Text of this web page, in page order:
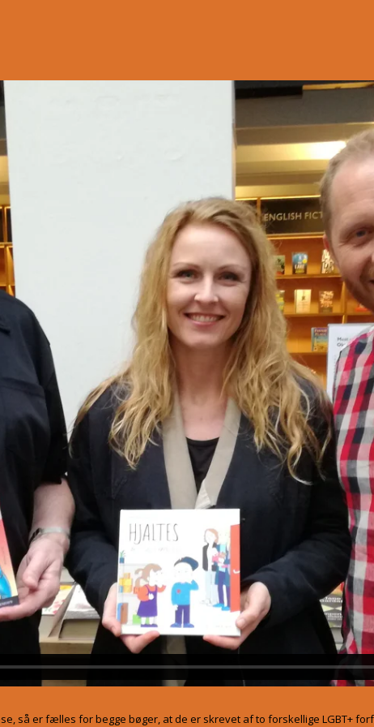
så er fælles for begge bøger, at de er skrevet af to forskellige LGBT+